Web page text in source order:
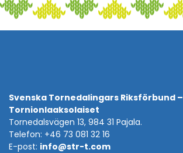
Svenska Tornedalingars Riksförbund –
Tornionlaaksolaiset
Tornedalsvägen 13, 984 31 Pajala.
Telefon: +46 73 081 32 16
E-post: info@str-t.com